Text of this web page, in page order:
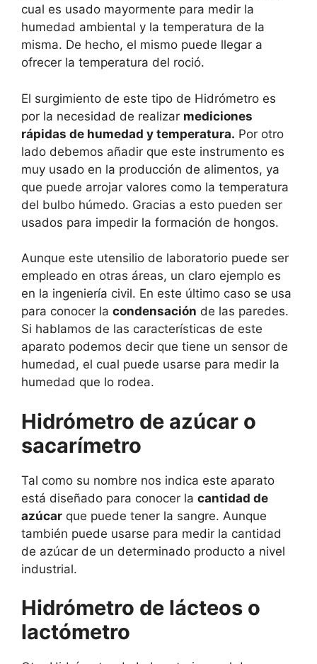
cual es usado mayormente para medir la
humedad ambiental y la temperatura de la
misma. De hecho, el mismo puede llegar a
ofrecer la temperatura del roció.
El surgimiento de este tipo de Hidrómetro es
por la necesidad de realizar mediciones
rápidas de humedad y temperatura. Por otro
lado debemos añadir que este instrumento es
muy usado en la producción de alimentos, ya
que puede arrojar valores como la temperatura
del bulbo húmedo. Gracias a esto pueden ser
usados para impedir la formación de hongos.
Aunque este utensilio de laboratorio puede ser
empleado en otras áreas, un claro ejemplo es
en la ingeniería civil. En este último caso se usa
para conocer la condensación de las paredes.
Si hablamos de las características de este
aparato podemos decir que tiene un sensor de
humedad, el cual puede usarse para medir la
humedad que lo rodea.
Hidrómetro de azúcar o
sacarímetro
Tal como su nombre nos indica este aparato
está diseñado para conocer la cantidad de
azúcar que puede tener la sangre. Aunque
también puede usarse para medir la cantidad
de azúcar de un determinado producto a nivel
industrial.
Hidrómetro de lácteos o
lactómetro